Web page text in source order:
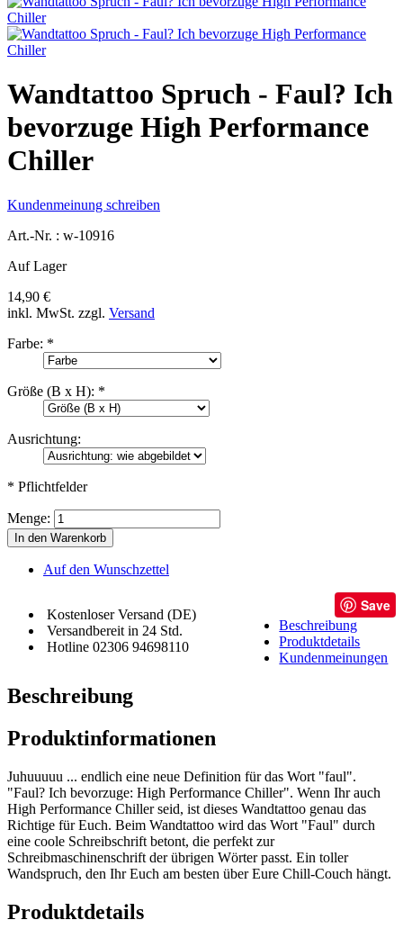
Wandtattoo Spruch - Faul? Ich
bevorzuge High Performance
Chiller
Kundenmeinung schreiben
Art.-Nr. : w-10916
Auf Lager
14,90 €
inkl. MwSt. zzgl. Versand
Farbe: *
Größe (B x H): *
Ausrichtung:
* Pflichtfelder
Menge:
In den Warenkorb
Auf den Wunschzettel
Kostenloser Versand (DE)
Versandbereit in 24 Std.
Hotline 02306 94698110
Save
Beschreibung
Produktdetails
Kundenmeinungen
Beschreibung
Produktinformationen
Juhuuuuu ... endlich eine neue Definition für das Wort "faul".
"Faul? Ich bevorzuge: High Performance Chiller". Wenn Ihr auch
High Performance Chiller seid, ist dieses Wandtattoo genau das
Richtige für Euch. Beim Wandtattoo wird das Wort "Faul" durch
eine coole Schreibschrift betont, die perfekt zur
Schreibmaschinenschrift der übrigen Wörter passt. Ein toller
Wandspruch, den Ihr Euch am besten über Eure Chill-Couch hängt.
Produktdetails